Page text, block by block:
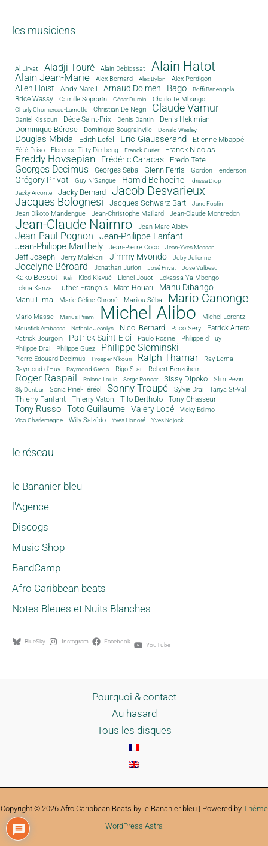
les musiciens
Al Lirvat Aladji Touré Alain Debiossat Alain Hatot
Alain Jean-Marie Alex Bernard Alex Bylon Alex Perdigon
Allen Hoist Andy Narell Arnaud Dolmen Bago Boffi Banengola
Brice Wassy Camille Sopran'n César Durcin Charlotte Mbango
Charly Chomereau-Lamotte Christian De Negri Claude Vamur
Daniel Kissoun Dédé Saint-Prix Denis Dantin Denis Hekimian
Dominique Bérose Dominique Bougrainville Donald Wesley
Douglas Mbida Edith Lefel Eric Giausserand Etienne Mbappé
Féfé Priso Florence Titty Dimbeng Franck Curier Franck Nicolas
Freddy Hovsepian Frédéric Caracas Fredo Tete
Georges Decimus Georges Séba Glenn Ferris Gordon Henderson
Grégory Privat Guy N'Sangue Hamid Belhocine
Idrissa Diop
Jacky Arconte
Jacky Bernard Jacob Desvarieux
Jacques Bolognesi Jacques Schwarz-Bart Jane Fostin
Jean Dikoto Mandengue Jean-Christophe Maillard Jean-Claude Montredon
Jean-Claude Naimro Jean-Marc Albicy
Jean-Paul Pognon
Jean-Philippe Fanfant
Jean-Philippe Marthely
Jean-Pierre Coco Jean-Yves Messan
Jeff Joseph Jerry Malekani Jimmy Mvondo Joby Julienne
Jocelyne Béroard Jonathan Jurion José Privat Jose Vulbeau
Kako Bessot Kali Klod Kiavué Lionel Jouot
Lokassa Ya Mbongo
Lokua Kanza
Luther François Mam Houari Manu Dibango
Manu Lima Marie-Céline Chroné Marilou Séba Mario Canonge
Mario Masse Marius Priam Michel Alibo Michel Lorentz
Moustick Ambassa Nathalie Jeanlys Nicol Bernard Paco Sery
Patrick Artero
Patrick Bourgoin
Patrick Saint-Eloi Paulo Rosine
Philippe d'Huy
Philippe Drai
Philippe Guez Philippe Slominski
Pierre-Edouard Decimus Prosper N'kouri Ralph Thamar
Ray Lema
Raymond d'Huy
Raymond Grego Rigo Star Robert Benzrihem
Roger Raspail Roland Louis Serge Ponsar Sissy Dipoko Slim Pezin
Sly Dunbar Sonia Pinel-Féréol Sonny Troupé Sylvie Drai Tanya St-Val
Thierry Fanfant Thierry Vaton Tilo Bertholo Tony Chasseur
Tony Russo Toto Guillaume Valery Lobé Vicky Edimo
Vico Charlemagne Willy Salzédo Yves Honoré Yves Ndjock
le réseau
le Bananier bleu
l'Agence
Discogs
Music Shop
BandCamp
Afro Caribbean beats
Notes Bleues et Nuits Blanches
BlueSky Instagram Facebook YouTube
Pourquoi & contact
Au hasard
Tous les disques
Copyright © 2026 Afro Caribbean Beats by le Bananier bleu | Powered by Thème
WordPress Astra